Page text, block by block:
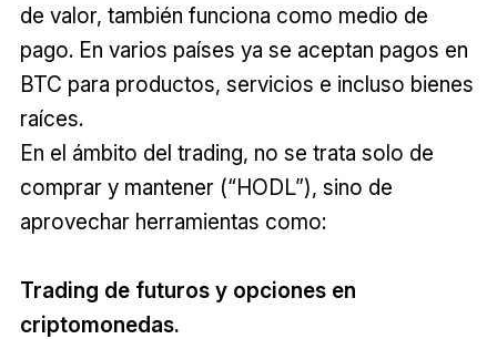
de valor, también funciona como medio de
pago. En varios países ya se aceptan pagos en
BTC para productos, servicios e incluso bienes
raíces.
En el ámbito del trading, no se trata solo de
comprar y mantener (“HODL”), sino de
aprovechar herramientas como:
Trading de futuros y opciones en
criptomonedas.